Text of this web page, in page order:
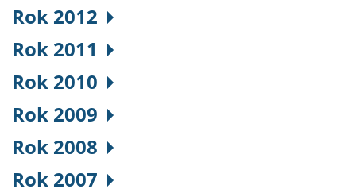
Rok 2012
Rok 2011
Rok 2010
Rok 2009
Rok 2008
Rok 2007